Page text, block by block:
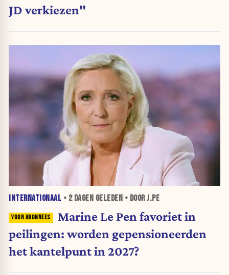
JD verkiezen"
INTERNATIONAAL • 2 DAGEN GELEDEN • DOOR J.PE
Marine Le Pen favoriet in
peilingen: worden gepensioneerden
het kantelpunt in 2027?